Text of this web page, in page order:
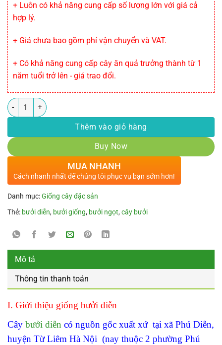
+ Luôn có khả năng cung cấp số lượng lớn với giá cả
hợp lý.
+ Giá chưa bao gồm phí vận chuyển và VAT.
+ Có khả năng cung cấp cây ăn quả trưởng thành từ 1
năm tuổi trở lên - giá trao đổi.
Số lượng
Thêm vào giỏ hàng
Buy Now
MUA NHANH
Cách nhanh nhất để chúng tôi phục vụ bạn sớm hơn!
Danh mục:Giống cây đặc sản
Thẻ: bưởi diễn, bưởi giống, bưởi ngọt,cây bưởi
Mô tả
Thông tin thanh toán
I. Giới thiệu giống bưởi diễn
Cây bưởi diễn có nguồn gốc xuất xứ tại xã Phú Diễn,
huyện Từ Liêm Hà Nội (nay thuộc 2 phường Phú